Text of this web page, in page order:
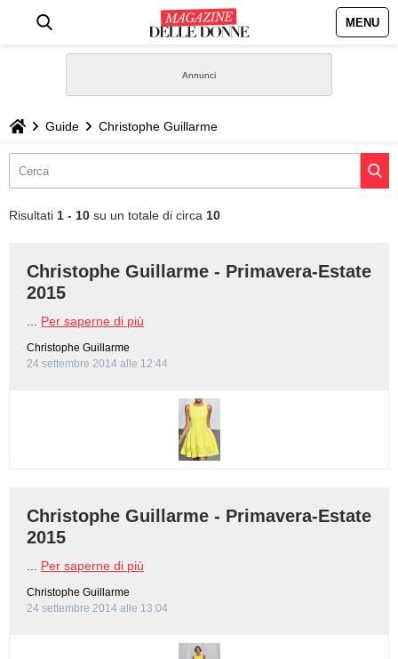
MENU
STILE
GASTRONOMIA
CAPELLI
GUIDE
FORUM
Guide Christophe Guillarme
Risultati 1 - 10 su un totale di circa 10
Christophe Guillarme - Primavera-Estate
2015
Per saperne di più
Christophe Guillarme
24 settembre 2014 alle 12:44
Christophe Guillarme - Primavera-Estate
2015
Per saperne di più
Christophe Guillarme
24 settembre 2014 alle 13:04